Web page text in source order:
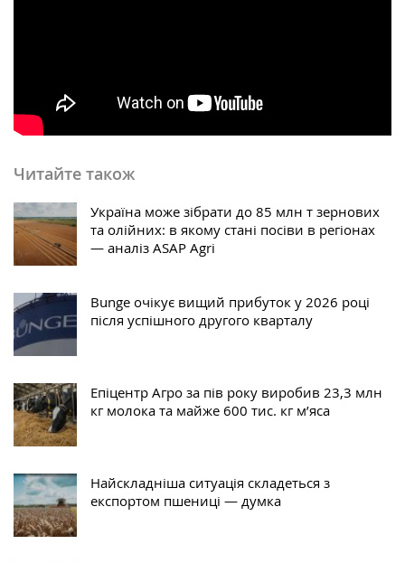
Читайте також
Україна може зібрати до 85 млн т зернових
та олійних: в якому стані посіви в регіонах
— аналіз ASAP Agri
Bunge очікує вищий прибуток у 2026 році
після успішного другого кварталу
Епіцентр Агро за пів року виробив 23,3 млн
кг молока та майже 600 тис. кг м’яса
Найскладніша ситуація складеться з
експортом пшениці — думка